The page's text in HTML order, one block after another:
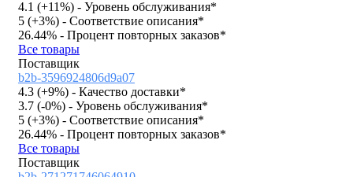
4.1 (+11%) - Уровень обслуживания*
5 (+3%) - Соответствие описания*
26.44% - Процент повторных заказов*
Все товары
Поставщик
b2b-3596924806d9a07
4.3 (+9%) - Качество доставки*
3.7 (-0%) - Уровень обслуживания*
5 (+3%) - Соответствие описания*
26.44% - Процент повторных заказов*
Все товары
Поставщик